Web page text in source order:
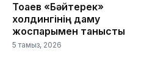
Тоқаев «Бәйтерек»
холдингінің даму
жоспарымен танысты
5 тамыз, 2026